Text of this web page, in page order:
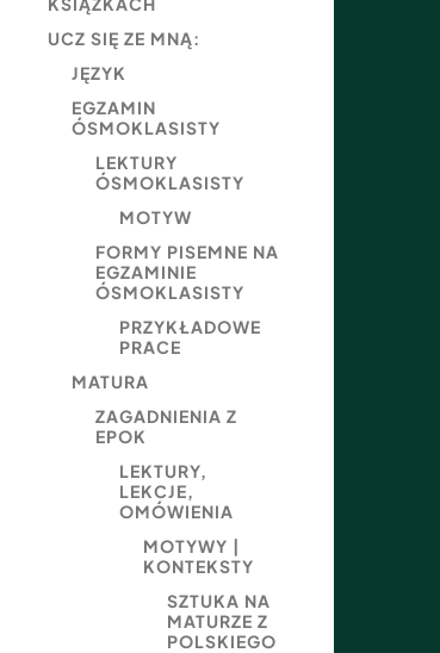
UCZ SIĘ ZE MNĄ:
JĘZYK
EGZAMIN
ÓSMOKLASISTY
LEKTURY
ÓSMOKLASISTY
MOTYW
FORMY PISEMNE NA
EGZAMINIE
ÓSMOKLASISTY
PRZYKŁADOWE
PRACE
MATURA
ZAGADNIENIA Z
EPOK
LEKTURY,
LEKCJE,
OMÓWIENIA
MOTYWY |
KONTEKSTY
SZTUKA NA
MATURZE Z
POLSKIEGO